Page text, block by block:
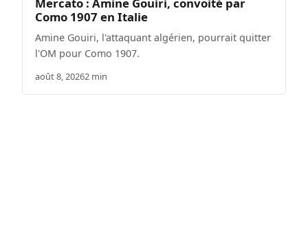
Mercato : Amine Gouiri, convoité par
Como 1907 en Italie
Amine Gouiri, l'attaquant algérien, pourrait quitter
l'OM pour Como 1907.
août 8, 20262 min